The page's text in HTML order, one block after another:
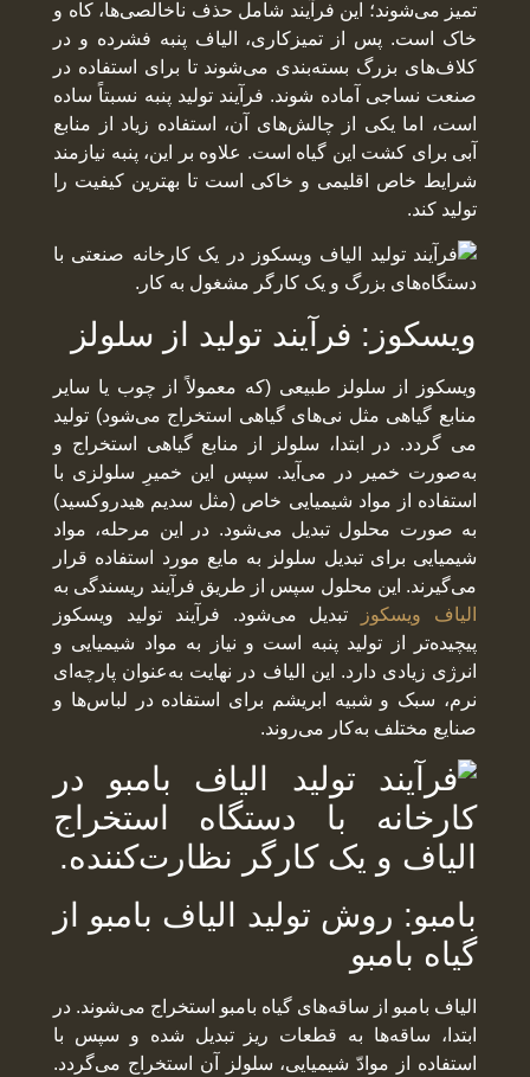
تمیز می‌شوند؛ این فرآیند شامل حذف ناخالصی‌ها، کاه و
خاک است. پس از تمیزکاری، الیاف پنبه فشرده و در
کلاف‌های بزرگ بسته‌بندی می‌شوند تا برای استفاده در
صنعت نساجی آماده شوند. فرآیند تولید پنبه نسبتاً ساده
است، اما یکی از چالش‌های آن، استفاده زیاد از منابع
آبی برای کشت این گیاه است. علاوه بر این، پنبه نیازمند
شرایط خاص اقلیمی و خاکی است تا بهترین کیفیت را
تولید کند.
ویسکوز: فرآیند تولید از سلولز
ویسکوز از سلولز طبیعی (که معمولاً از چوب یا سایر
منابع گیاهی مثل نی‌های گیاهی استخراج می‌شود) تولید
می گردد. در ابتدا، سلولز از منابع گیاهی استخراج و
به‌صورت خمیر در می‌آید. سپس این خمیرِ سلولزی با
استفاده از مواد شیمیایی خاص (مثل سدیم هیدروکسید)
به صورت محلول تبدیل می‌شود. در این مرحله، مواد
شیمیایی برای تبدیل سلولز به مایع مورد استفاده قرار
می‌گیرند. این محلول سپس از طریق فرآیند ریسندگی به
الیاف ویسکوز
تبدیل می‌شود. فرآیند تولید ویسکوز
پیچیده‌تر از تولید پنبه است و نیاز به مواد شیمیایی و
انرژی زیادی دارد. این الیاف در نهایت به‌عنوان پارچه‌ای
نرم، سبک و شبیه ابریشم برای استفاده در لباس‌ها و
صنایع مختلف به‌کار می‌روند.
بامبو: روش تولید الیاف بامبو از
گیاه بامبو
الیاف بامبو از ساقه‌های گیاه بامبو استخراج می‌شوند. در
ابتدا، ساقه‌ها به قطعات ریز تبدیل شده و سپس با
استفاده از موادّ شیمیایی، سلولز آن استخراج می‌گردد.